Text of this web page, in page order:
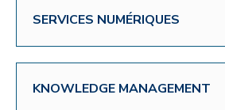
SERVICES NUMÉRIQUES
KNOWLEDGE MANAGEMENT